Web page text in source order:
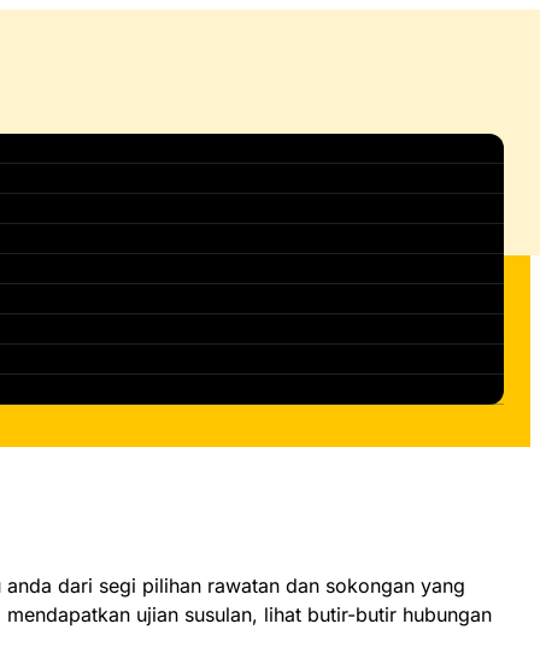
dari segi pilihan rawatan dan sokongan yang
ujian susulan, lihat butir-butir hubungan